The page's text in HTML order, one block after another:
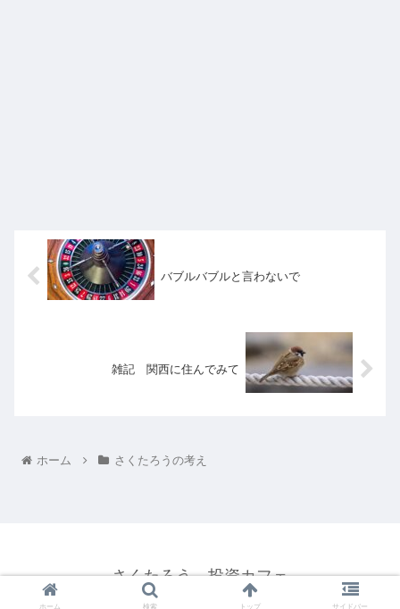
バブルバブルと言わないで
雑記 関西に住んでみて
ホーム さくたろうの考え
さくたろう 投資カフェ
© 2020 さくたろう 投資カフェ.
ホーム 検索 トップ サイドバー